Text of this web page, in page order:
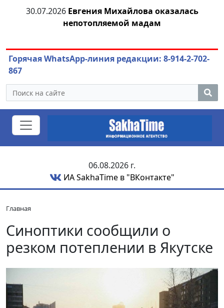
30.07.2026 Евгения Михайлова оказалась
непотопляемой мадам
Горячая WhatsApp-линия редакции: 8-914-2-702-
867
06.08.2026 г.
ИА SakhaTime в "ВКонтакте"
Главная
Синоптики сообщили о
резком потеплении в Якутске